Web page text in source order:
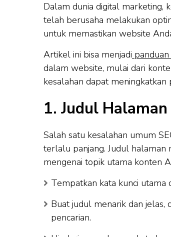
Dalam dunia digital marketing,
telah berusaha melakukan
untuk memastikan website
Artikel ini bisa menjadi
dalam website, mulai dari
kesalahan dapat meningkatkan
1. Judul
Salah satu kesalahan umum
terlalu panjang. Judul halaman
mengenai topik utama konten
Tempatkan kata kunci
Buat judul menarik dan
pencarian.